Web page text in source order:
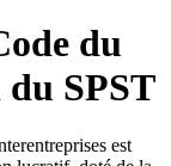
du
SPST
est